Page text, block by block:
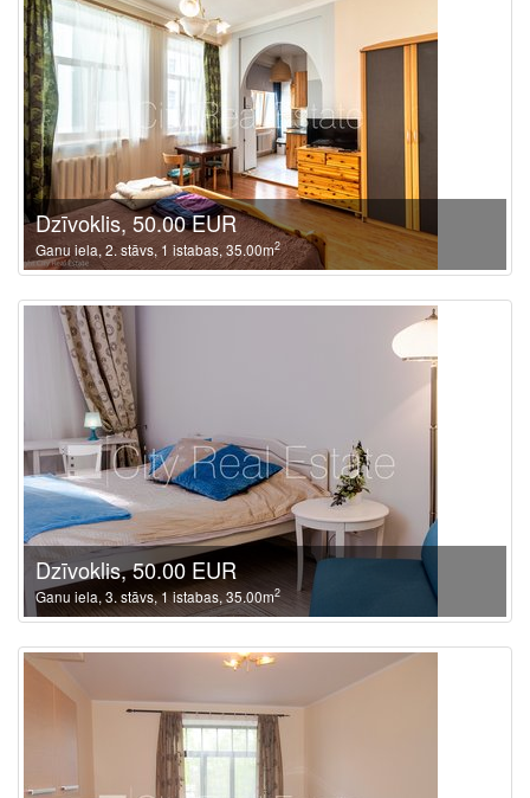
Dzīvoklis, 50.00 EUR
Ganu iela, 2. stāvs, 1 istabas, 35.00m2
Dzīvoklis, 50.00 EUR
Ganu iela, 3. stāvs, 1 istabas, 35.00m2